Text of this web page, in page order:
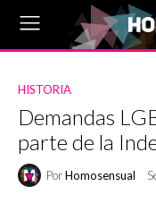
HISTORIA
Demandas
parte de la
PorHomosensual